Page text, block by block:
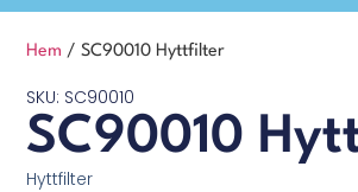
Hem / SC90010 Hyttfilter
SKU: SC90010
SC90010
Hyttfilter